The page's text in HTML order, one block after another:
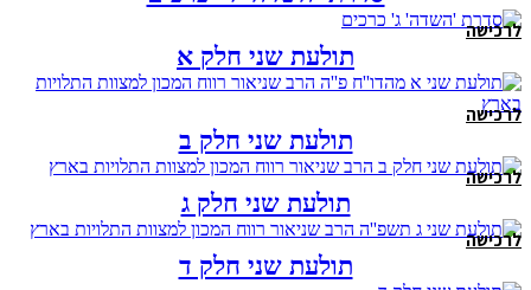
לרכישה
תולעת שני חלק א
לרכישה
תולעת שני חלק ב
לרכישה
תולעת שני חלק ג
לרכישה
תולעת שני חלק ד